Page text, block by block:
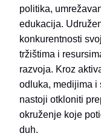
politika,
edukacija.
konkurentnosti
tržištima i
razvoja. Kroz
odluka, medijima i
nastoji otkloniti
okruženje koje
duh.